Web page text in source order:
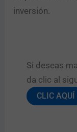
inversión.
Si deseas
da clic al
CLIC AQUÍ